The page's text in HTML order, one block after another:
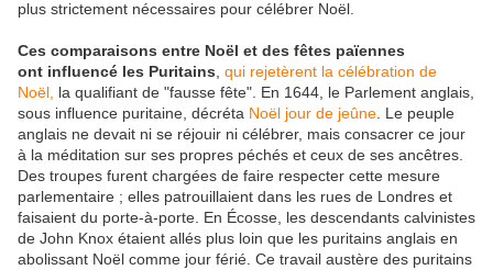
plus strictement nécessaires pour célébrer Noël.
Ces comparaisons entre Noël et des fêtes païennes
ont influencé les Puritains qui rejetèrent la célébration de
Noël, la qualifiant de "fausse fête". En 1644, le Parlement anglais,
sous influence puritaine, décréta Noël jour de jeûne . Le peuple
anglais ne devait ni se réjouir ni célébrer, mais consacrer ce jour
à la méditation sur ses propres péchés et ceux de ses ancêtres.
Des troupes furent chargées de faire respecter cette mesure
parlementaire ; elles patrouillaient dans les rues de Londres et
faisaient du porte-à-porte. En Écosse, les descendants calvinistes
de John Knox étaient allés plus loin que les puritains anglais en
abolissant Noël comme jour férié. Ce travail austère des puritains